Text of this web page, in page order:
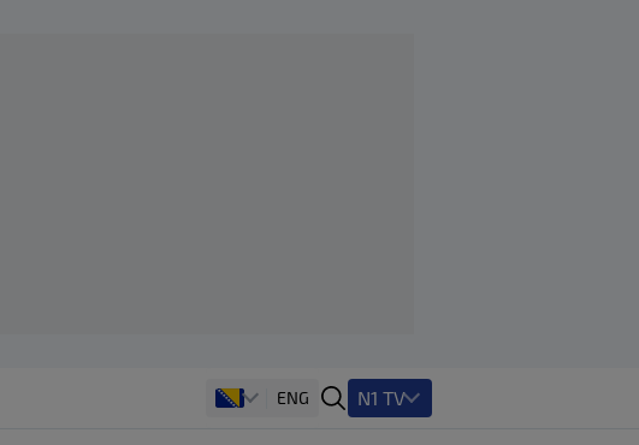
ENG N1 TV